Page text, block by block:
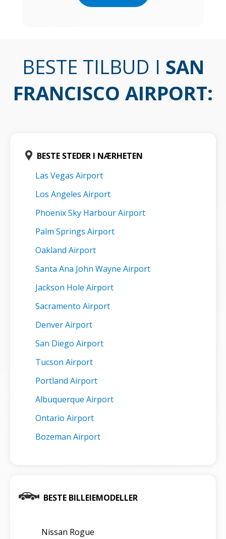
BESTE TILBUD I SAN
FRANCISCO AIRPORT:
BESTE STEDER I NÆRHETEN
Las Vegas Airport
Los Angeles Airport
Phoenix Sky Harbour Airport
Palm Springs Airport
Oakland Airport
Santa Ana John Wayne Airport
Jackson Hole Airport
Sacramento Airport
Denver Airport
San Diego Airport
Tucson Airport
Portland Airport
Albuquerque Airport
Ontario Airport
Bozeman Airport
BESTE BILLEIEMODELLER
Nissan Rogue